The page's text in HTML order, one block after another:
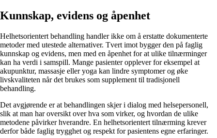
Kunnskap, evidens og åpenhet
Helhetsorientert behandling handler ikke om å erstatte dokumenterte
metoder med utestede alternativer. Tvert imot bygger den på faglig
kunnskap og evidens, men med en åpenhet for at ulike tilnærminger
kan ha verdi i samspill. Mange pasienter opplever for eksempel at
akupunktur, massasje eller yoga kan lindre symptomer og øke
livskvaliteten når det brukes som supplement til tradisjonell
behandling.
Det avgjørende er at behandlingen skjer i dialog med helsepersonell,
slik at man har oversikt over hva som virker, og hvordan de ulike
metodene påvirker hverandre. En helhetsorientert tilnærming krever
derfor både faglig trygghet og respekt for pasientens egne erfaringer.